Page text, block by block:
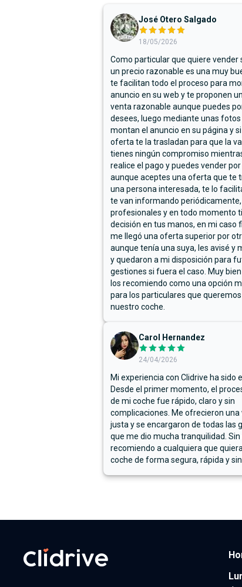
José Otero Salgado
18/05/2026
Como particular que quiere vender
un precio razonable es una muy
te facilitan todo el proceso para
anuncio en su web y te proponen
venta razonable aunque puedes
desees, luego mediante unas fotos
montan el anuncio en su página y
oferta te la trasladan para que la
tienes ningún compromiso
realice el pago y puedes vender
aunque aceptes una oferta que te
una persona interesada, te lo
te van informando
profesionales y en todo momento
decisión en tus manos, en mi caso
me llegó una oferta superior por
aunque tenía una suya, les avisé y
y quedaron a mi disposición para
gestiones si fuera el caso. Muy
los recomiendo como una opción
para los particulares que
nuestro coche.
Carol Hernandez
24/04/2026
Mi experiencia con Clidrive ha sido
Desde el primer momento, el
de mi coche fue rápido, claro y sin
complicaciones. Me ofrecieron una
justa y se encargaron de todas las
que me dio mucha tranquilidad. Sin
recomiendo a cualquiera que
coche de forma segura, rápida y sin